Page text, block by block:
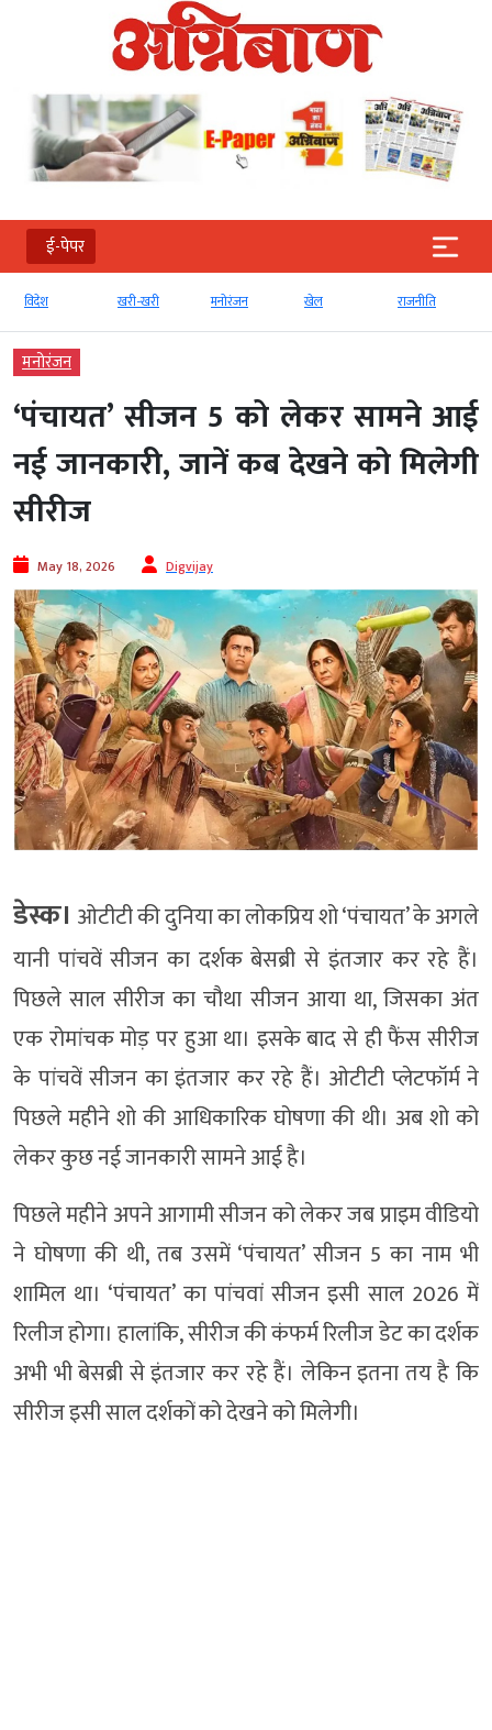
ई-पेपर
मनोरंजन
‘पंचायत’ सीजन 5 को लेकर सामने आई
नई जानकारी, जानें कब देखने को मिलेगी
सीरीज
May 18, 2026 Digvijay
डेस्क। ओटीटी की दुनिया का लोकप्रिय शो ‘पंचायत’ के अगले
यानी पांचवें सीजन का दर्शक बेसब्री से इंतजार कर रहे हैं।
पिछले साल सीरीज का चौथा सीजन आया था, जिसका अंत
एक रोमांचक मोड़ पर हुआ था। इसके बाद से ही फैंस सीरीज
के पांचवें सीजन का इंतजार कर रहे हैं। ओटीटी प्लेटफॉर्म ने
पिछले महीने शो की आधिकारिक घोषणा की थी। अब शो को
लेकर कुछ नई जानकारी सामने आई है।
पिछले महीने अपने आगामी सीजन को लेकर जब प्राइम वीडियो
ने घोषणा की थी, तब उसमें ‘पंचायत’ सीजन 5 का नाम भी
शामिल था। ‘पंचायत’ का पांचवां सीजन इसी साल 2026 में
रिलीज होगा। हालांकि, सीरीज की कंफर्म रिलीज डेट का दर्शक
अभी भी बेसब्री से इंतजार कर रहे हैं। लेकिन इतना तय है कि
सीरीज इसी साल दर्शकों को देखने को मिलेगी।